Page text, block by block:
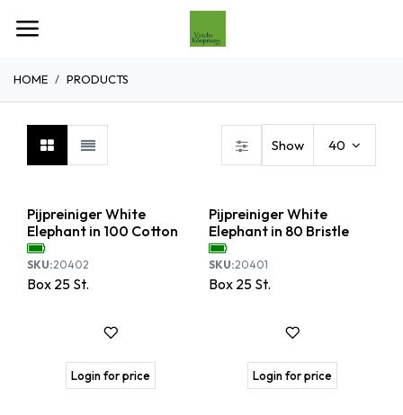
HOME PRODUCTS
Show 40
Pijpreiniger White
Elephant in 100 Cotton
SKU:20402
Box 25 St.
Login for price
Pijpreiniger White
Elephant in 80 Bristle
SKU:20401
Box 25 St.
Login for price